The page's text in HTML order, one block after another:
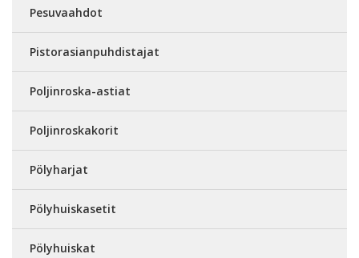
Pesuvaahdot
Pistorasianpuhdistajat
Poljinroska-astiat
Poljinroskakorit
Pölyharjat
Pölyhuiskasetit
Pölyhuiskat